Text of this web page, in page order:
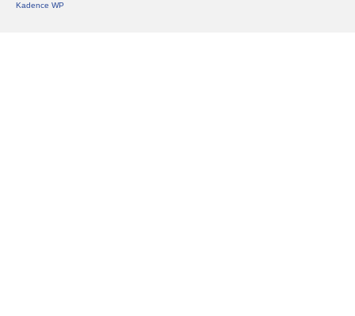
Kadence WP